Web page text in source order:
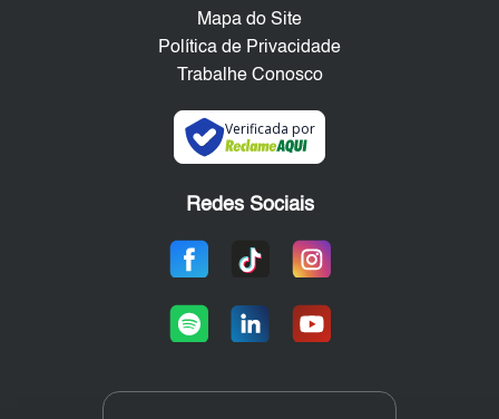
Mapa do Site
Política de Privacidade
Trabalhe Conosco
Verificada por
Redes Sociais